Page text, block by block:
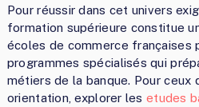
Pour réussir dans cet univers
formation supérieure constitue
écoles de commerce françaises
programmes spécialisés qui
métiers de la banque. Pour ceux
orientation, explorer les etudes